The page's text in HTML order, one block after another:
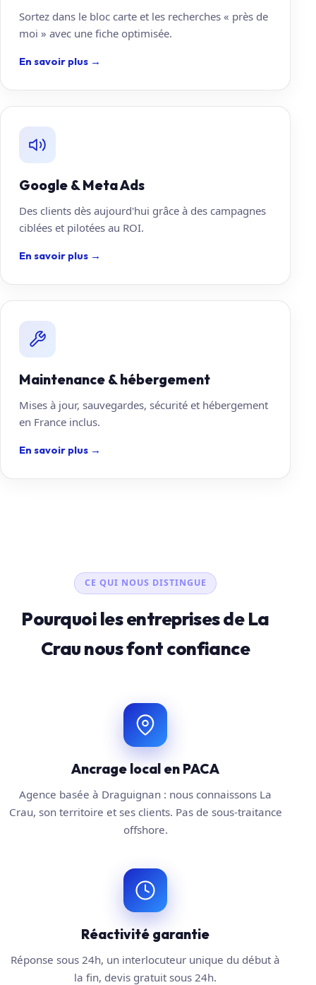
Sortez dans le bloc carte et les recherches « près de
moi » avec une fiche optimisée.
En savoir plus →
Google & Meta Ads
Des clients dès aujourd'hui grâce à des campagnes
ciblées et pilotées au ROI.
En savoir plus →
Maintenance & hébergement
Mises à jour, sauvegardes, sécurité et hébergement
en France inclus.
En savoir plus →
CE QUI NOUS DISTINGUE
Pourquoi les entreprises de La
Crau nous font confiance
Ancrage local en PACA
Agence basée à Draguignan : nous connaissons La
Crau, son territoire et ses clients. Pas de sous-traitance
offshore.
Réactivité garantie
Réponse sous 24h, un interlocuteur unique du début à
la fin, devis gratuit sous 24h.